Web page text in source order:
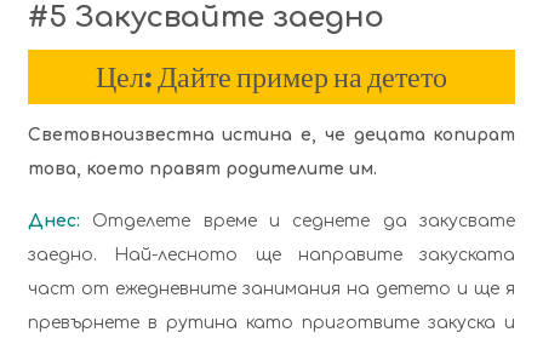
#5 Закусвайте заедно
Цел: Дайте пример на детето
Световноизвестна истина е, че децата копират
това, което правят родителите им.
Днес:
Отделете време и седнете да закусвате
заедно. Най-лесното ще направите закуската
част от ежедневните занимания на детето и ще я
превърнете в рутина като приготвите закуска и